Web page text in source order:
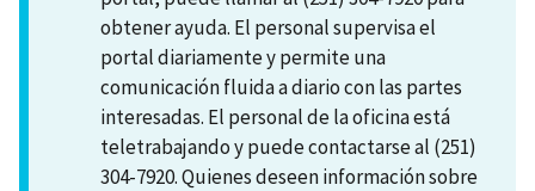
obtener ayuda. El personal supervisa el
portal diariamente y permite una
comunicación fluida a diario con las partes
interesadas. El personal de la oficina está
teletrabajando y puede contactarse al (251)
304-7920. Quienes deseen información sobre